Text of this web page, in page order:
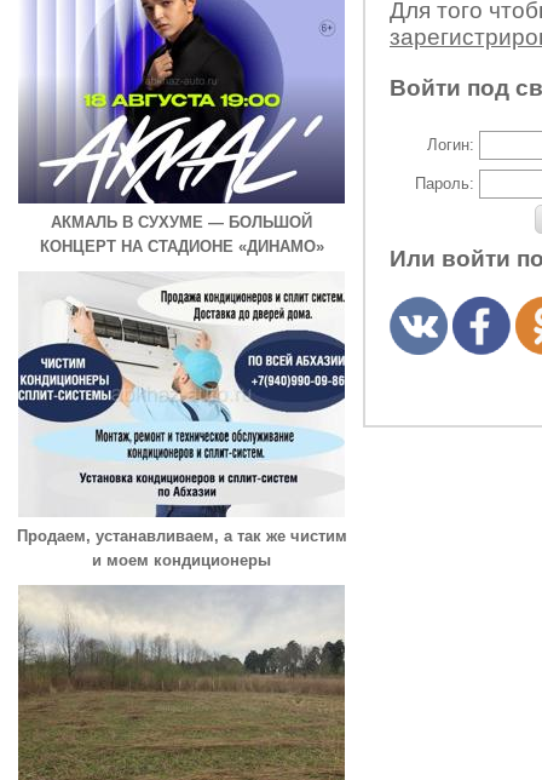
АКМАЛЬ В СУХУМЕ — БОЛЬШОЙ
КОНЦЕРТ НА СТАДИОНЕ «ДИНАМО»
Продаем, устанавливаем, а так же чистим
и моем кондиционеры
Для того
Войти под
Логин:
Пароль:
Или войти